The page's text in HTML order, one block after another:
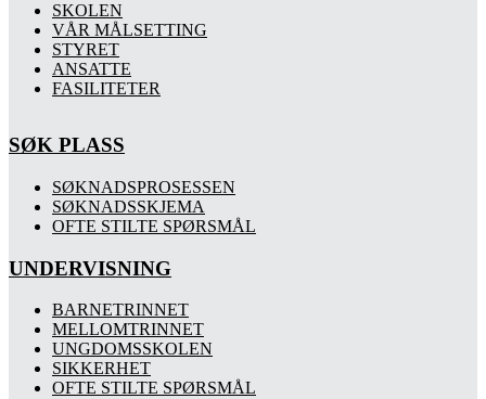
SKOLEN
VÅR MÅLSETTING
STYRET
ANSATTE
FASILITETER
SØK PLASS
SØKNADSPROSESSEN
SØKNADSSKJEMA
OFTE STILTE SPØRSMÅL
UNDERVISNING
BARNETRINNET
MELLOMTRINNET
UNGDOMSSKOLEN
SIKKERHET
OFTE STILTE SPØRSMÅL